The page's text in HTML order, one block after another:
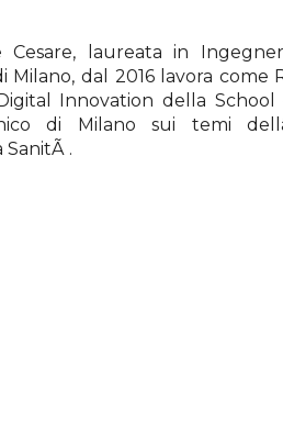
Cesare, laureata in
Milano, dal 2016 lavora come
Innovation della
di Milano sui temi
.